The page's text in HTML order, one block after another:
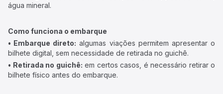
água mineral.
Como funciona o embarque
• Embarque direto: algumas viações permitem apresentar o
bilhete digital, sem necessidade de retirada no guichê.
• Retirada no guichê: em certos casos, é necessário retirar o
bilhete físico antes do embarque.